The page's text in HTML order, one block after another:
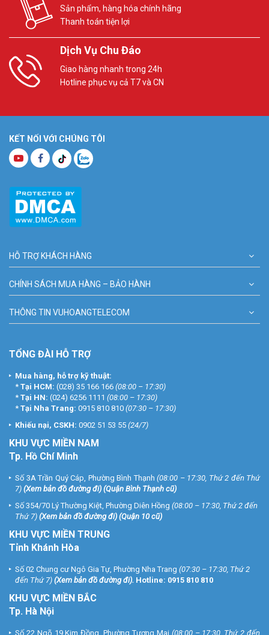
Sản phẩm, hàng hóa chính hãng
Thanh toán tiện lợi
Dịch Vụ Chu Đáo
Giao hàng nhanh trong 24h
Hotline phục vụ cả T7 và CN
KẾT NỐI VỚI CHÚNG TÔI
HỖ TRỢ KHÁCH HÀNG
CHÍNH SÁCH MUA HÀNG – BẢO HÀNH
THÔNG TIN VUHOANGTELECOM
TỔNG ĐÀI HỖ TRỢ
Mua hàng, hỗ trợ kỹ thuật:
* Tại HCM: (028) 35 166 166 (08:00 – 17:30)
* Tại HN: (024) 6256 1111 (08:00 – 17:30)
* Tại Nha Trang: 0915 810 810 (07:30 – 17:30)
Khiếu nại, CSKH: 0902 51 53 55 (24/7)
KHU VỰC MIỀN NAM
Tp. Hồ Chí Minh
Số 3A Trần Quý Cáp, Phường Bình Thạnh (08:00 – 17:30, Thứ 2 đến Thứ
7) (Xem bản đồ đường đi) (Quận Bình Thạnh cũ)
Số 354/70 Lý Thường Kiệt, Phường Diên Hồng (08:00 – 17:30, Thứ 2 đến
Thứ 7) (Xem bản đồ đường đi) (Quận 10 cũ)
KHU VỰC MIỀN TRUNG
Tỉnh Khánh Hòa
Số 02 Chung cư Ngô Gia Tự, Phường Nha Trang (07:30 – 17:30, Thứ 2
đến Thứ 7) (Xem bản đồ đường đi). Hotline: 0915 810 810
KHU VỰC MIỀN BẮC
Tp. Hà Nội
Số 22 Ngõ 19 Kim Đồng, Phường Tương Mai (08:00 – 17:30, Thứ 2 đến